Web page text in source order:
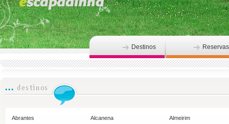
Destinos Reservas
Abrantes Alcanena
Almeirim